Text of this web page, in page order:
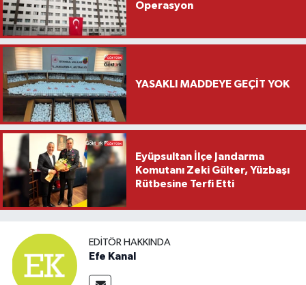
Operasyon
YASAKLI MADDEYE GEÇİT YOK
Eyüpsultan İlçe Jandarma
Komutanı Zeki Gülter, Yüzbaşı
Rütbesine Terfi Etti
EDITÖR HAKKINDA
Efe Kanal